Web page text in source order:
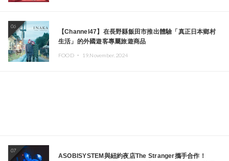
06
【Channel47】在長野縣飯田市推出體驗「真正日本鄉村
生活」的外國遊客專屬旅遊商品
FOOD ・ 19.November.2024
07
ASOBISYSTEM與紐約夜店The Stranger攜手合作！